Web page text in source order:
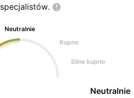
specjalistów.
Neutralnie
Kupno
Silne kupno
Neutralnie